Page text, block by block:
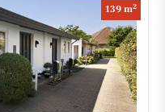
139 m2